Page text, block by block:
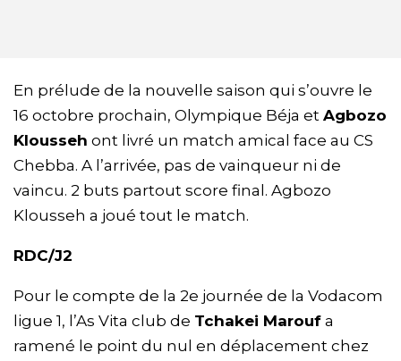
En prélude de la nouvelle saison qui s’ouvre le
16 octobre prochain, Olympique Béja et Agbozo
Klousseh ont livré un match amical face au CS
Chebba. A l’arrivée, pas de vainqueur ni de
vaincu. 2 buts partout score final. Agbozo
Klousseh a joué tout le match.
RDC/J2
Pour le compte de la 2e journée de la Vodacom
ligue 1, l’As Vita club de Tchakei Marouf a
ramené le point du nul en déplacement chez